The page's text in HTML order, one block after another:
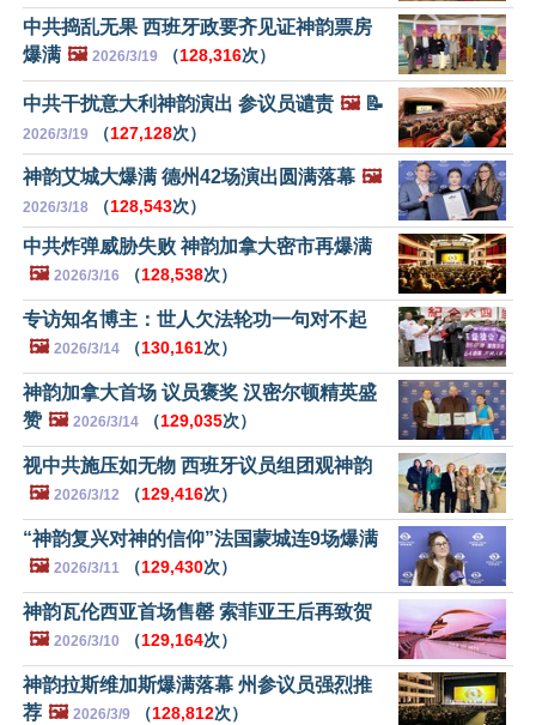
中共捣乱无果 西班牙政要齐见证神韵票房
爆满 🖼️ 2026/3/19 （128,316次）
中共干扰意大利神韵演出 参议员谴责 🖼️📝
2026/3/19 （127,128次）
神韵艾城大爆满 德州42场演出圆满落幕 🖼️
2026/3/18 （128,543次）
中共炸弹威胁失败 神韵加拿大密市再爆满
🖼️ 2026/3/16 （128,538次）
专访知名博主：世人欠法轮功一句对不起
🖼️ 2026/3/14 （130,161次）
神韵加拿大首场 议员褒奖 汉密尔顿精英盛
赞 🖼️ 2026/3/14 （129,035次）
视中共施压如无物 西班牙议员组团观神韵
🖼️ 2026/3/12 （129,416次）
“神韵复兴对神的信仰”法国蒙城连9场爆满
🖼️ 2026/3/11 （129,430次）
神韵瓦伦西亚首场售罄 索菲亚王后再致贺
🖼️ 2026/3/10 （129,164次）
神韵拉斯维加斯爆满落幕 州参议员强烈推
荐 🖼️ 2026/3/9 （128,812次）